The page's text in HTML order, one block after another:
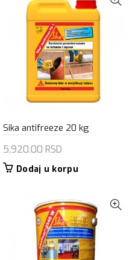
Sika antifreeze 20 kg
5,920.00 RSD
Dodaj u korpu